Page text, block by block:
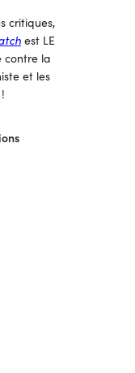
critiques,
est LE
contre la
et les